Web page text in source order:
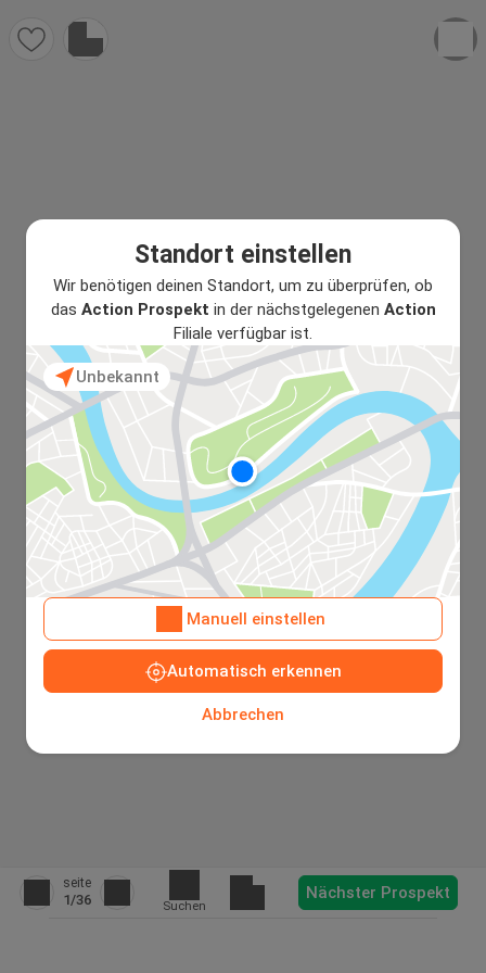
Standort einstellen
Wir benötigen deinen Standort, um zu überprüfen, ob
das Action Prospekt in der nächstgelegenen Action
Filiale verfügbar ist.
Unbekannt
Manuell einstellen
Automatisch erkennen
Abbrechen
seite
1/36 Suchen
Nächster Prospekt